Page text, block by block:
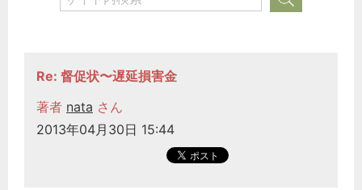
Re: 督促状〜遅延損害金
著者 nata さん
2013年04月30日 15:44